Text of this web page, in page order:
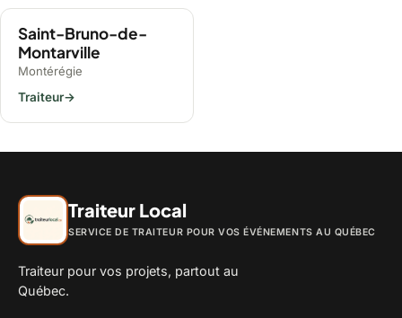
Saint-Bruno-de-
Montarville
Montérégie
Traiteur→
Traiteur Local
SERVICE DE TRAITEUR POUR VOS ÉVÉNEMENTS AU QUÉBEC
Traiteur pour vos projets, partout au
Québec.